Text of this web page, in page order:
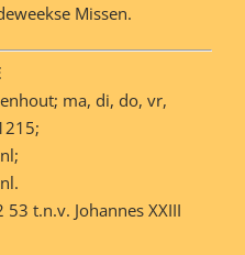
Missen.
ma, di, do, vr,
t.n.v. Johannes XXIII